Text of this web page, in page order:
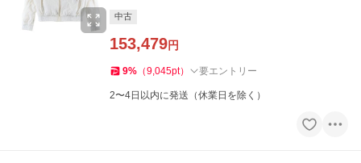
中古
153,479円
9% （9,045pt） 要エントリー
2〜4日以内に発送（休業日を除く）